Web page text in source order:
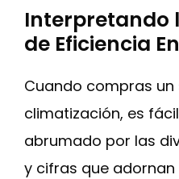
Interpretando
de Eficiencia
Cuando compras
climatización, es
abrumado por las
y cifras que adornan